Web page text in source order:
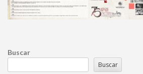
Buscar
Buscar